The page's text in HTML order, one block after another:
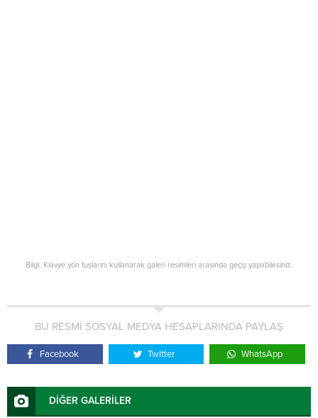
Bilgi: Klavye yön tuşlarını kullanarak galeri resimleri arasında geçiş yapabilirsiniz.
BU RESMİ SOSYAL MEDYA HESAPLARINDA PAYLAŞ
Facebook Twitter WhatsApp
DİĞER GALERİLER